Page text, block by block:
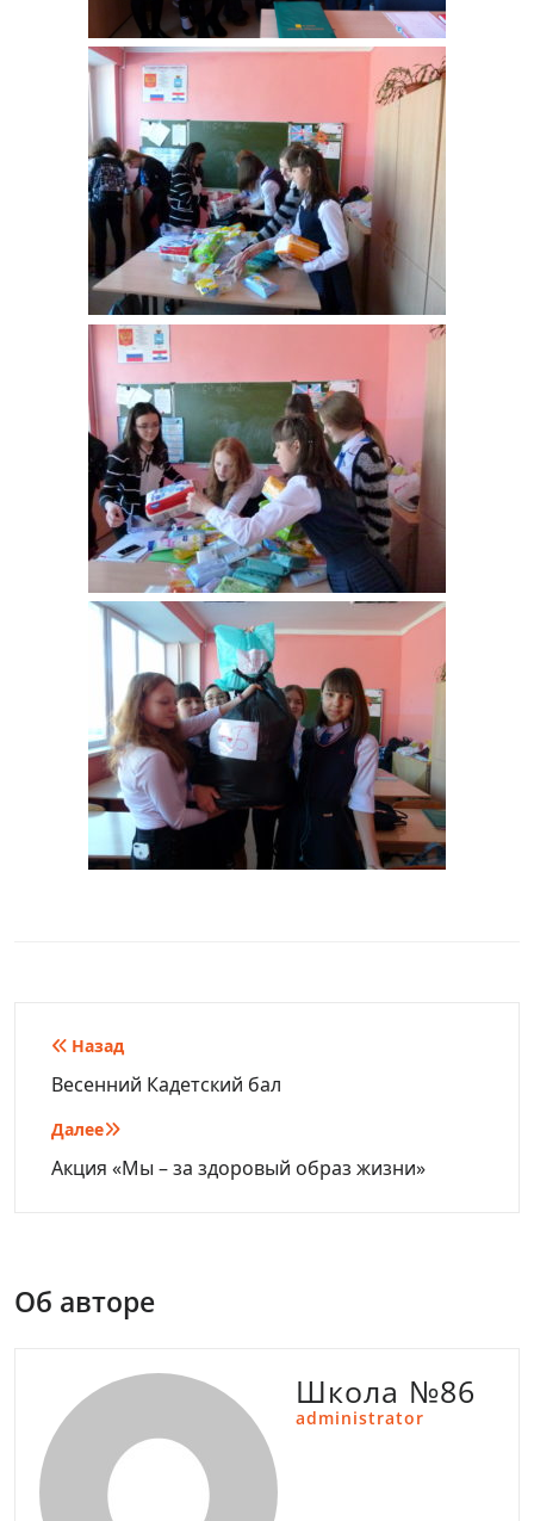
Навигация
по
записям
Назад
Весенний Кадетский бал
Далее
Акция «Мы – за здоровый образ жизни»
Об авторе
Школа №86
administrator